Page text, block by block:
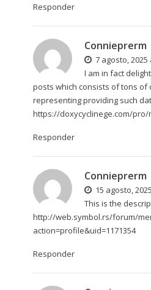
Responder
Connieprerm
7 agosto, 2025
I am in fact
posts which consists of tons of
representing providing such
https://doxycyclinege.com/pro/
Responder
Connieprerm
15 agosto,
This is the
http://web.symbol.rs/forum/
action=profile&uid=1171354
Responder